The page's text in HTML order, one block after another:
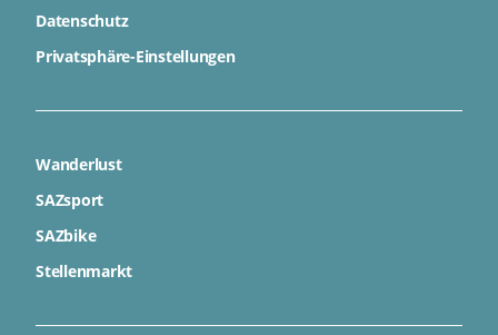
Datenschutz
Privatsphäre-Einstellungen
Wanderlust
SAZsport
SAZbike
Stellenmarkt